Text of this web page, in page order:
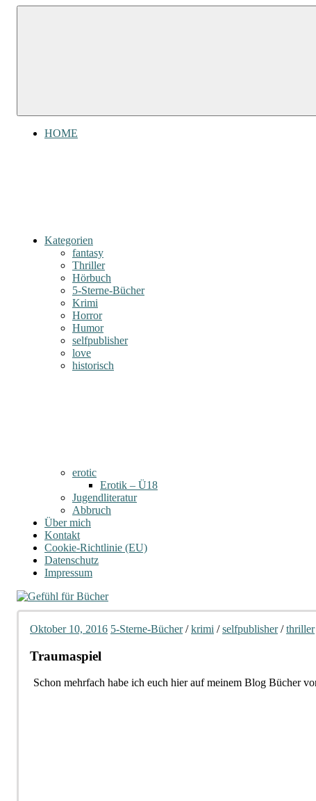
Zum
HOME
Kategorien
fantasy
Thriller
Hörbuch
5-Sterne-Bücher
Krimi
Horror
Humor
selfpublisher
love
historisch
erotic
Erotik – Ü18
Jugendliteratur
Abbruch
Über mich
Kontakt
Cookie-Richtlinie (EU)
Datenschutz
Impressum
Oktober 10, 2016 5-Sterne-Bücher/krimi /selfpublisher/thriller
Traumaspiel
Schon mehrfach habe ich euch hier auf meinem Blog Bücher